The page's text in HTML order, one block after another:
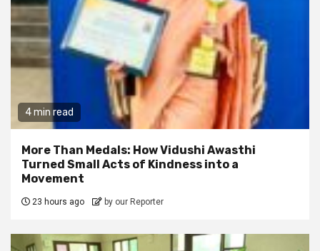
4 min read
More Than Medals: How Vidushi Awasthi
Turned Small Acts of Kindness into a
Movement
23 hours ago by our Reporter